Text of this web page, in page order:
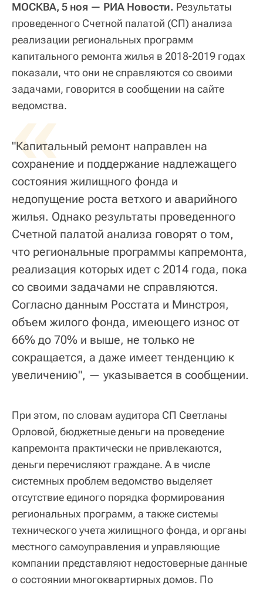
МОСКВА, 5 ноя — РИА Новости. Результаты
проведенного Счетной палатой (СП) анализа
реализации региональных программ
капитального ремонта жилья в 2018-2019 годах
показали, что они не справляются со своими
задачами, говорится в сообщении на сайте
ведомства.
«
"Капитальный ремонт направлен на
сохранение и поддержание надлежащего
состояния жилищного фонда и
недопущение роста ветхого и аварийного
жилья. Однако результаты проведенного
Счетной палатой анализа говорят о том,
что региональные программы капремонта,
реализация которых идет с 2014 года, пока
со своими задачами не справляются.
Согласно данным Росстата и Минстроя,
объем жилого фонда, имеющего износ от
66% до 70% и выше, не только не
сокращается, а даже имеет тенденцию к
увеличению", — указывается в сообщении.
При этом, по словам аудитора СП Светланы
Орловой, бюджетные деньги на проведение
капремонта практически не привлекаются,
деньги перечисляют граждане. А в числе
системных проблем ведомство выделяет
отсутствие единого порядка формирования
региональных программ, а также системы
технического учета жилищного фонда, и органы
местного самоуправления и управляющие
компании представляют недостоверные данные
о состоянии многоквартирных домов. По